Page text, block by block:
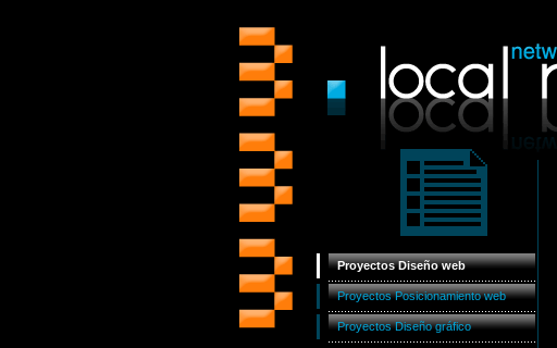
Proyectos Diseño web
Proyectos Posicionamiento web
Proyectos Diseño gráfico